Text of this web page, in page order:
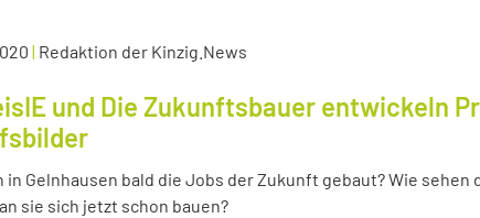
| Redaktion der Kinzig.News
und Die Zukunftsbauer entwickeln
in Gelnhausen bald die Jobs der Zukunft gebaut? Wie sehen
sie sich jetzt schon bauen?